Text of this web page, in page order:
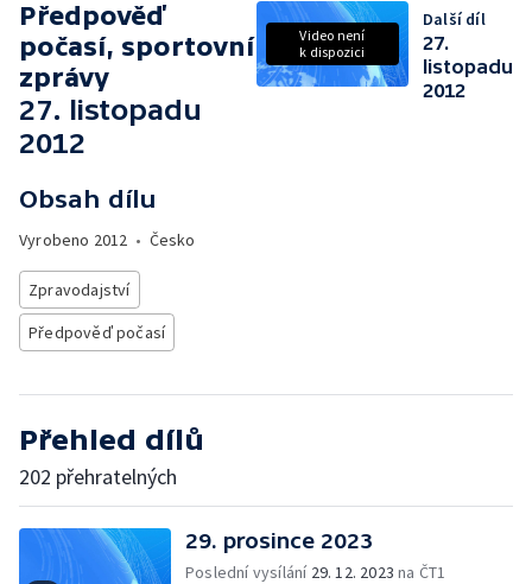
Předpověď
počasí, sportovní
zprávy
27. listopadu
2012
Obsah dílu
Vyrobeno 2012 • Česko
Zpravodajství
Předpověď počasí
Video není
k dispozici
Další díl
27.
listopadu
2012
Přehled dílů
202 přehratelných
29. prosince 2023
Poslední vysílání 29. 12. 2023 na ČT1